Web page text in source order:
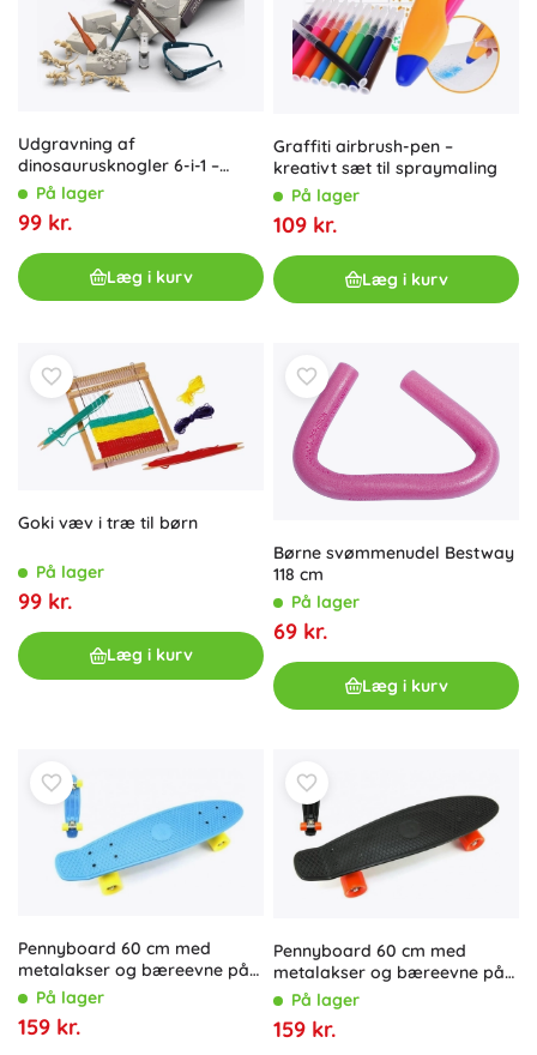
Udgravning af
dinosaurusknogler 6-i-1 –
paleontologisk sæt til børn
På lager
99 kr.
Læg i kurv
Graffiti airbrush-pen –
kreativt sæt til spraymaling
På lager
109 kr.
Læg i kurv
Goki væv i træ til børn
På lager
99 kr.
Læg i kurv
Børne svømmenudel Bestway
118 cm
På lager
69 kr.
Læg i kurv
Pennyboard 60 cm med
metalakser og bæreevne på
90 kg – Blå
På lager
159 kr.
Pennyboard 60 cm med
metalakser og bæreevne på
90 kg – sort
På lager
159 kr.